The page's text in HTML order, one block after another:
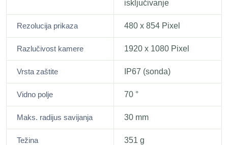
isključivanje
Rezolucija prikaza 480 x 854 Pixel
Razlučivost kamere 1920 x 1080 Pixel
Vrsta zaštite IP67 (sonda)
Vidno polje 70 °
Maks. radijus savijanja 30 mm
Težina 351 g